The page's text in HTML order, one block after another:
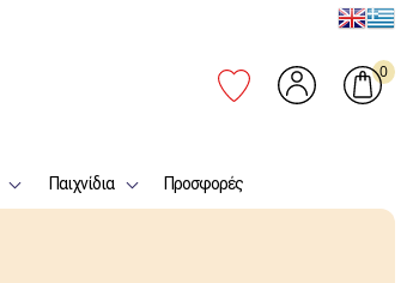
0
Παιχνίδια Προσφορές